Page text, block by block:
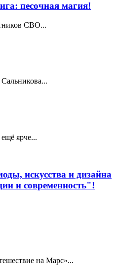
песочная магия!
СВО...
ярче...
искусства и дизайна
и современность"!
на Марс»...